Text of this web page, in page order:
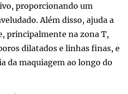
proporcionando um
Além disso, ajuda a
principalmente na zona T,
dilatados e linhas finas, e
da maquiagem ao longo do